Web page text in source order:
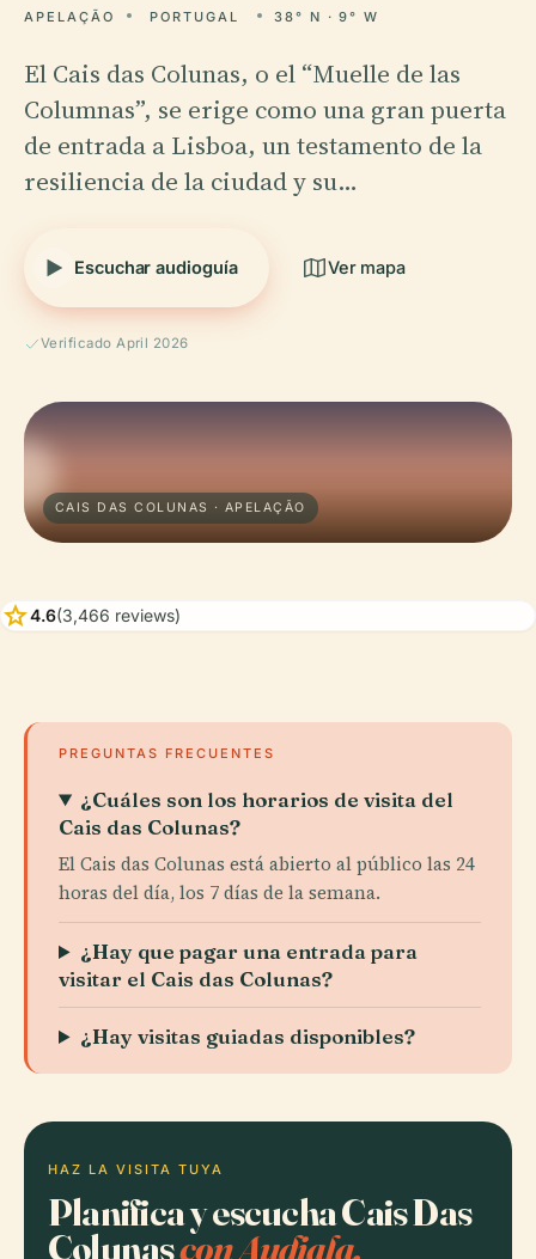
APELAÇÃO PORTUGAL 38° N · 9° W
El Cais das Colunas, o el “Muelle de las
Columnas”, se erige como una gran puerta
de entrada a Lisboa, un testamento de la
resiliencia de la ciudad y su…
Escuchar audioguía Ver mapa
Verificado April 2026
CAIS DAS COLUNAS · APELAÇÃO
star4.6(3,466 reviews)
PREGUNTAS FRECUENTES
¿Cuáles son los horarios de visita del
Cais das Colunas?
El Cais das Colunas está abierto al público las 24
horas del día, los 7 días de la semana.
¿Hay que pagar una entrada para
visitar el Cais das Colunas?
¿Hay visitas guiadas disponibles?
HAZ LA VISITA TUYA
Planifica y escucha Cais Das
Colunascon Audiala.